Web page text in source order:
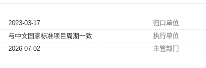
2023-03-17
与中文国家标准项目周期一致
2026-07-02
归口单位
执行单位
主管部门